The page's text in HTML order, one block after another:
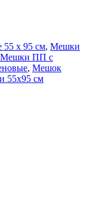
55 х 95 см, Мешки
Мешки ПП с
, Мешок
55x95 см